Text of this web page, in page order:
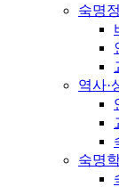
숙명
역사·
숙명